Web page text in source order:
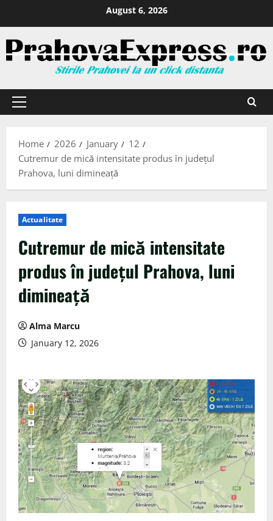
August 6, 2026
Home 2026 January
12
Cutremur de mică intensitate produs în județul
Prahova, luni dimineață
Actualitate
Cutremur de mică intensitate
produs în județul Prahova, luni
dimineață
Alma Marcu
January 12, 2026